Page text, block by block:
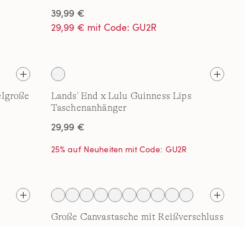
39,99 €
29,99 € mit Code: GU2R
Lands' End x Lulu Guinness Lips
Taschenanhänger
29,99 €
25% auf Neuheiten mit Code: GU2R
Große Canvastasche mit Reißverschluss